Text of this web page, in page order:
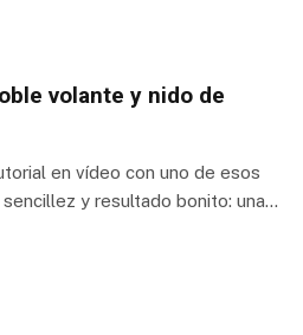
volante y nido de
en vídeo con uno de esos
y resultado bonito: una…